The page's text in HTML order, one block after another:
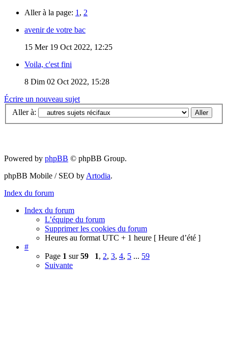
Aller à la page: 1 , 2
avenir de votre bac
15 Mer 19 Oct 2022, 12:25
Voila, c'est fini
8 Dim 02 Oct 2022, 15:28
Écrire un nouveau sujet
Aller à:
Powered by phpBB © phpBB Group.
phpBB Mobile / SEO byArtodia.
Index du forum
Index du forum
L’équipe du forum
Supprimer les cookies du forum
Heures au format UTC + 1 heure [ Heure d’été ]
#
Page 1 sur59 1, 2, 3, 4, 5 ... 59
Suivante